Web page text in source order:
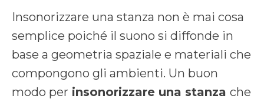
Insonorizzare una stanza non è mai cosa
semplice poiché il suono si diffonde in
base a geometria spaziale e materiali che
compongono gli ambienti. Un buon
modo per insonorizzare una stanza che